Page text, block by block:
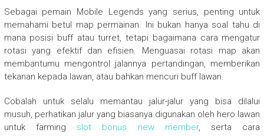
Sebagai pemain Mobile Legends yang serius, penting untuk
memahami betul map permainan. Ini bukan hanya soal tahu di
mana posisi buff atau turret, tetapi bagaimana cara mengatur
rotasi yang efektif dan efisien. Menguasai rotasi map akan
membantumu mengontrol jalannya pertandingan, memberikan
tekanan kepada lawan, atau bahkan mencuri buff lawan.
Cobalah untuk selalu memantau jalur-jalur yang bisa dilalui
musuh, perhatikan jalur yang biasanya digunakan oleh hero lawan
untuk farming slot bonus new member, serta cara